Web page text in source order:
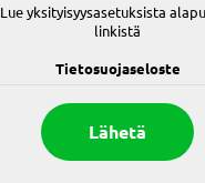
Lue yksityisyysasetuksista
linkistä
Tietosuojaseloste